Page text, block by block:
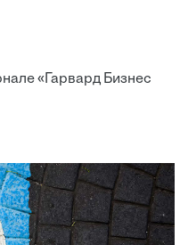
«Гарвард Бизнес